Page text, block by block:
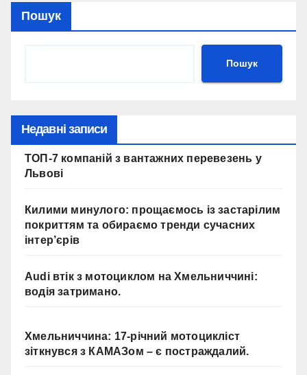
Пошук
Пошук
Недавні записи
ТОП-7 компаній з вантажних перевезень у
Львові
Килими минулого: прощаємось із застарілим
покриттям та обираємо тренди сучасних
інтер’єрів
Audi втік з мотоциклом на Хмельниччині:
водія затримано.
Хмельниччина: 17-річний мотоцикліст
зіткнувся з КАМАЗом – є постраждалий.